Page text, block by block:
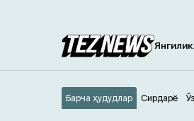
Барча ҳудудлар Сирдарё